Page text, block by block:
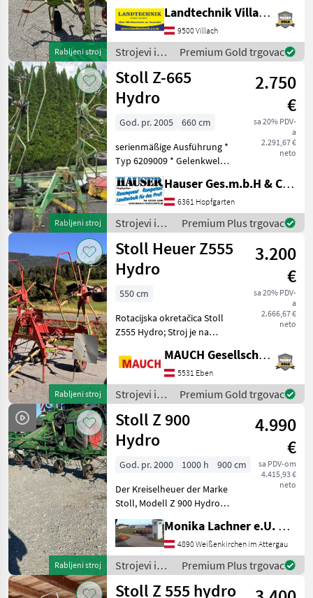
Stoll
Pöttinger
Krone
Claas
Kuhn
Fella
Prikaži
sve
(36)
MODEL
Z 555
hydro
MARKETPLACE
Marketplace
Ponude
trgovaca oglasi
Rabljeni stroj
okretnim okvirom, kotačem
za mjerenje, hidrauličkim
mehanizmom za sklapanje,
bez zaštitnih
Landtechnik Villach GmbH
9500 Villach
Strojevi i
oprema za
travu i
baliranje /
Stoll
Premium Gold trgovac
Rabljeni stroj
Stoll Z-665
Hydro
2.750
€
sa 20% PDV-
a
2.291,67 €
neto
God. pr. 2005
660 cm
serienmäßige Ausführung *
Typ 6209009 * Gelenkwelle
* Oberlenkerbolzen *
Gewicht 730 kg *
mechanische
Grenzstreueinrichtung - ist
fest * Baujahr 2005 * Teilw
Hauser Ges.m.b.H & Co.KG
6361 Hopfgarten
Strojevi i
oprema za
travu i
baliranje /
Stoll
Premium Plus trgovac
Rabljeni stroj
Stoll Heuer Z555
Hydro
3.200
€
sa 20% PDV-
a
2.666,67 €
neto
550 cm
Rotacijska okretačica Stoll
Z555 Hydro; Stroj je na
Rado ću vam detaljno
pokazati stroj i, po želji,
demonstrirati ga u Ebenu, u
Centru z
MAUCH Gesellschaft m.b.H. & Co.KG, Eben
5531 Eben
Strojevi i
oprema za
travu i
baliranje /
Stoll
Premium Gold trgovac
Rabljeni stroj
Stoll Z 900
Hydro
4.990
€
sa PDV-om
4.415,93 €
neto
God. pr. 2000 1000 h
900 cm
Der Kreiselheuer der Marke
Stoll, Modell Z 900 Hydro
Super, ist ein zuverlässiges
landwirtschaftliches Gerät,
das im Jahr 2000 gebaut
wurde. Mit einer
beeindruckende
Monika Lachner e.U. Maschinenhandel
4890 Weißenkirchen im Attergau
Strojevi i
oprema za
travu i
Premium Plus trgovac
Stoll Z 555 hydro